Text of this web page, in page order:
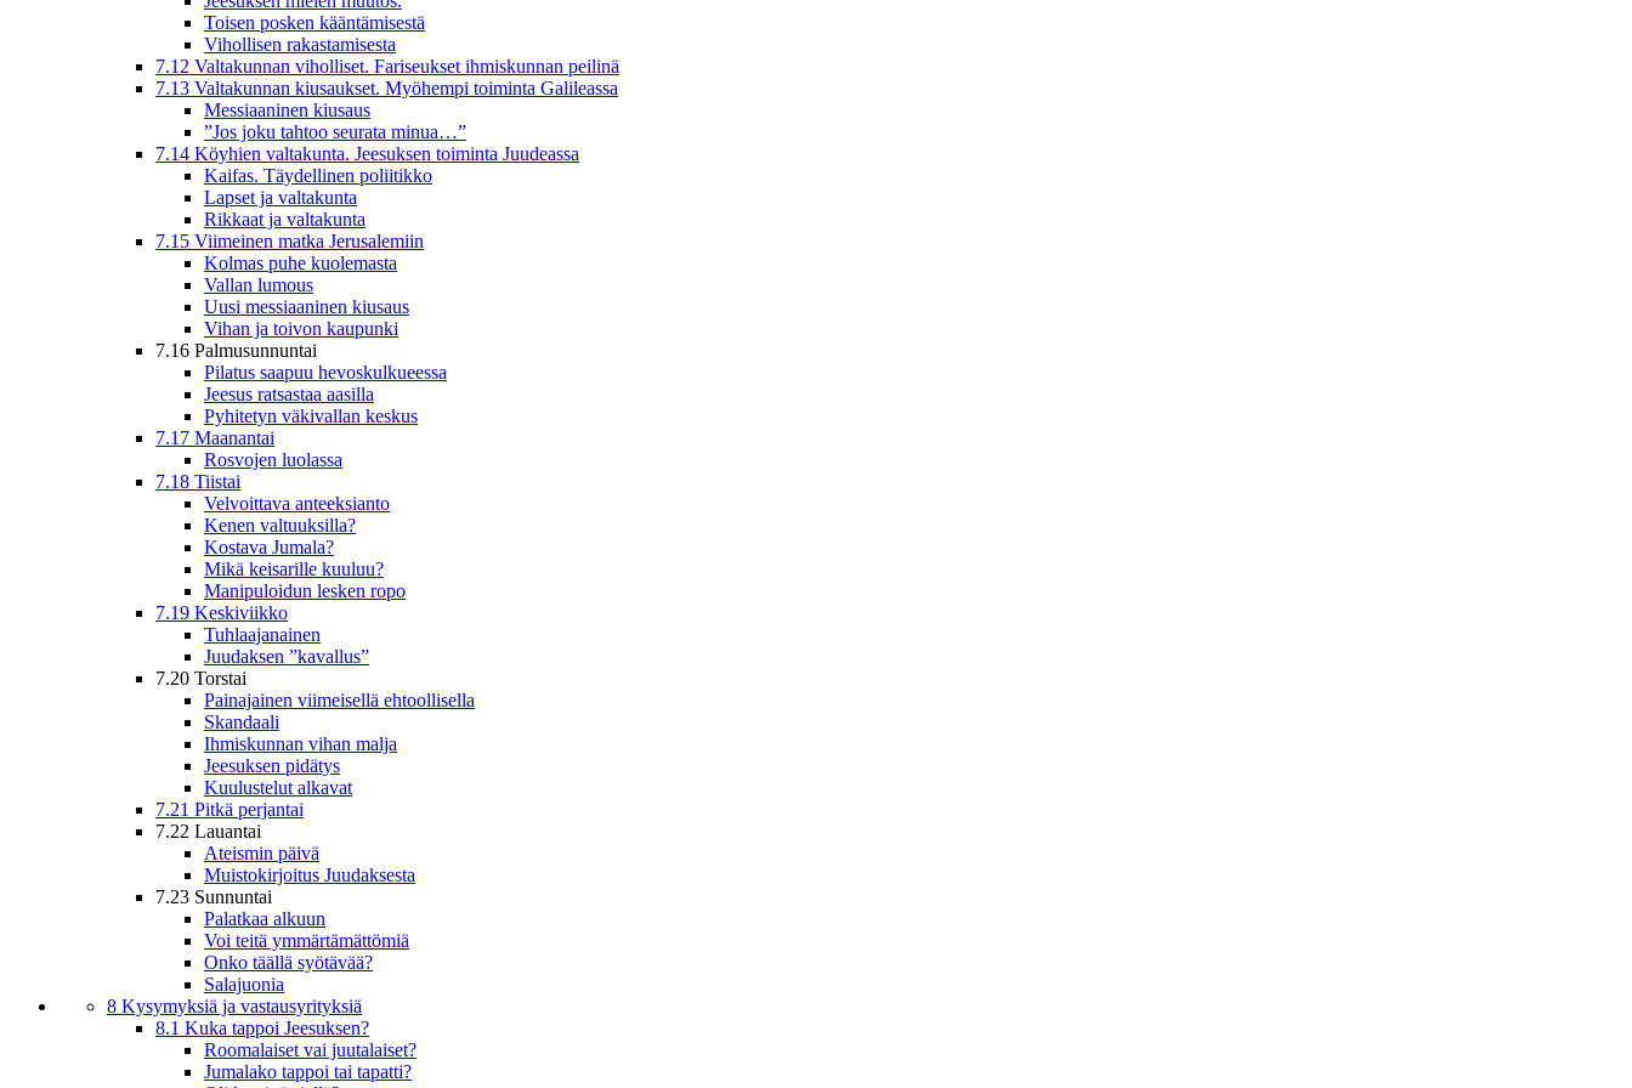
Toisen posken kääntämisestä
Vihollisen rakastamisesta
7.12 Valtakunnan viholliset. Fariseukset ihmiskunnan peilinä
7.13 Valtakunnan kiusaukset. Myöhempi toiminta Galileassa
Messiaaninen kiusaus
”Jos joku tahtoo seurata minua…”
7.14 Köyhien valtakunta. Jeesuksen toiminta Juudeassa
Kaifas. Täydellinen poliitikko
Lapset ja valtakunta
Rikkaat ja valtakunta
7.15 Viimeinen matka Jerusalemiin
Kolmas puhe kuolemasta
Vallan lumous
Uusi messiaaninen kiusaus
Vihan ja toivon kaupunki
7.16 Palmusunnuntai
Pilatus saapuu hevoskulkueessa
Jeesus ratsastaa aasilla
Pyhitetyn väkivallan keskus
7.17 Maanantai
Rosvojen luolassa
7.18 Tiistai
Velvoittava anteeksianto
Kenen valtuuksilla?
Kostava Jumala?
Mikä keisarille kuuluu?
Manipuloidun lesken ropo
7.19 Keskiviikko
Tuhlaajanainen
Juudaksen ”kavallus”
7.20 Torstai
Painajainen viimeisellä ehtoollisella
Skandaali
Ihmiskunnan vihan malja
Jeesuksen pidätys
Kuulustelut alkavat
7.21 Pitkä perjantai
7.22 Lauantai
Ateismin päivä
Muistokirjoitus Juudaksesta
7.23 Sunnuntai
Palatkaa alkuun
Voi teitä ymmärtämättömiä
Onko täällä syötävää?
Salajuonia
8 Kysymyksiä ja vastausyrityksiä
8.1 Kuka tappoi Jeesuksen?
Roomalaiset vai juutalaiset?
Jumalako tappoi tai tapatti?